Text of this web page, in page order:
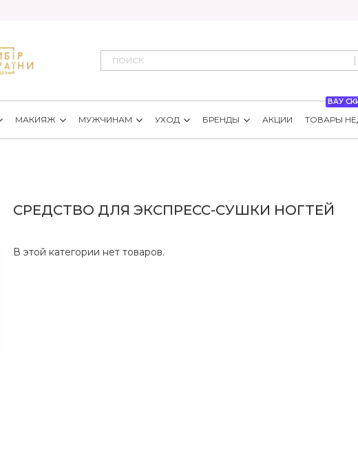
МАКИЯЖ МУЖЧИНАМ УХОД БРЕНДЫ АКЦИИ
ВАУ
ТОВАРЫ
СРЕДСТВО ДЛЯ ЭКСПРЕСС-СУШКИ НОГТЕЙ
В этой категории нет товаров.